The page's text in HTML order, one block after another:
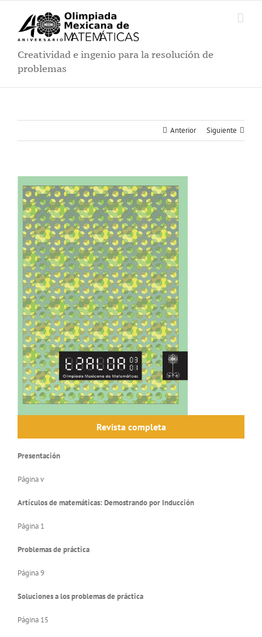
contenido
Creatividad e ingenio para la resolución de
problemas
Anterior Siguiente
Revista completa
Presentación
Página v
Artículos de matemáticas: Demostrando por Inducción
Página 1
Problemas de práctica
Página 9
Soluciones a los problemas de práctica
Página 15